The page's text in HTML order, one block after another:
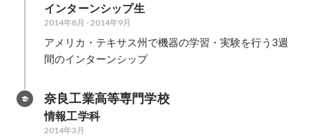
インターンシップ生
2014年8月 -2014年9月
アメリカ・テキサス州で機器の学習・実験を行う3週
間のインターンシップ
奈良工業高等専門学校
情報工学科
2014年3月